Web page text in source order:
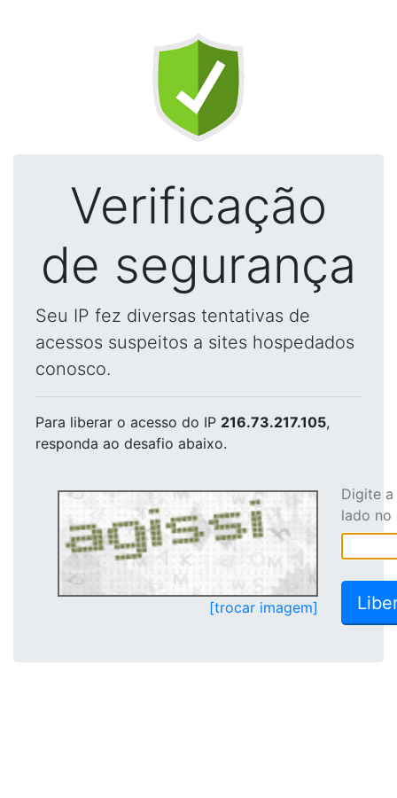
Verificação
de segurança
Seu IP fez diversas tentativas de
acessos suspeitos a sites hospedados
conosco.
Para liberar o acesso do IP 216.73.217.105,
responda ao desafio abaixo.
[trocar imagem]
Digite
lado no